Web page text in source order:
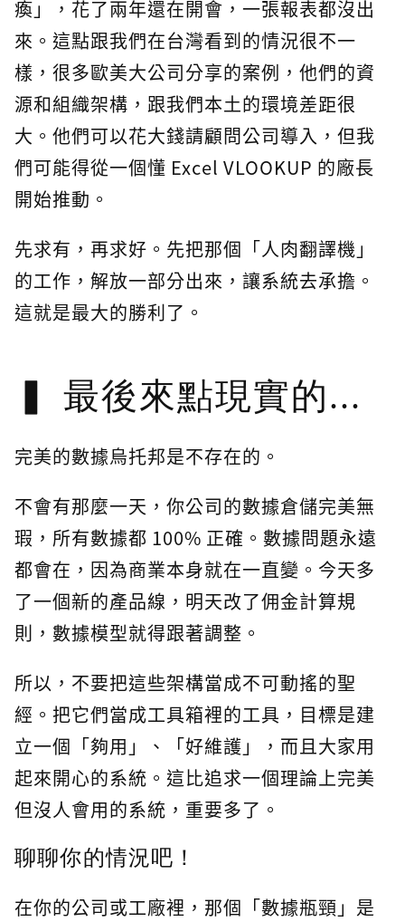
瘓」，花了兩年還在開會，一張報表都沒出
來。這點跟我們在台灣看到的情況很不一
樣，很多歐美大公司分享的案例，他們的資
源和組織架構，跟我們本土的環境差距很
大。他們可以花大錢請顧問公司導入，但我
們可能得從一個懂 Excel VLOOKUP 的廠長
開始推動。
先求有，再求好。先把那個「人肉翻譯機」
的工作，解放一部分出來，讓系統去承擔。
這就是最大的勝利了。
最後來點現實的...
完美的數據烏托邦是不存在的。
不會有那麼一天，你公司的數據倉儲完美無
瑕，所有數據都 100% 正確。數據問題永遠
都會在，因為商業本身就在一直變。今天多
了一個新的產品線，明天改了佣金計算規
則，數據模型就得跟著調整。
所以，不要把這些架構當成不可動搖的聖
經。把它們當成工具箱裡的工具，目標是建
立一個「夠用」、「好維護」，而且大家用
起來開心的系統。這比追求一個理論上完美
但沒人會用的系統，重要多了。
聊聊你的情況吧！
在你的公司或工廠裡，那個「數據瓶頸」是